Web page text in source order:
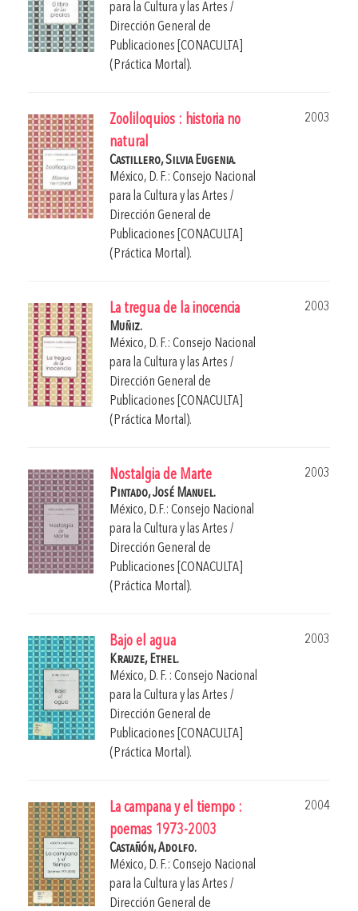
para la Cultura y las Artes /
Dirección General de
Publicaciones [CONACULTA]
(Práctica Mortal).
Zooliloquios : historia no
natural
2003
Castillero, Silvia Eugenia.
México, D. F.: Consejo Nacional
para la Cultura y las Artes /
Dirección General de
Publicaciones [CONACULTA]
(Práctica Mortal).
La tregua de la inocencia
2003
Muñiz.
México, D. F.: Consejo Nacional
para la Cultura y las Artes /
Dirección General de
Publicaciones [CONACULTA]
(Práctica Mortal).
Nostalgia de Marte
2003
Pintado, José Manuel.
México, D.F.: Consejo Nacional
para la Cultura y las Artes /
Dirección General de
Publicaciones [CONACULTA]
(Práctica Mortal).
Bajo el agua
2003
Krauze, Ethel.
México, D. F. : Consejo Nacional
para la Cultura y las Artes /
Dirección General de
Publicaciones [CONACULTA]
(Práctica Mortal).
La campana y el tiempo :
poemas 1973-2003
2004
Castañón, Adolfo.
México, D. F.: Consejo Nacional
para la Cultura y las Artes /
Dirección General de